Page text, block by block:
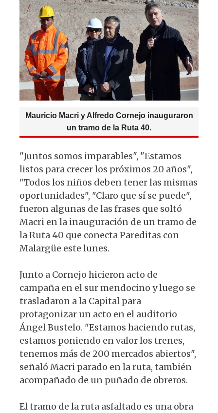
A
p
p
b
o
o
k
y ra
m
Mauricio Macri y Alfredo Cornejo inauguraron
un tramo de la Ruta 40.
"Juntos somos imparables", "Estamos
listos para crecer los próximos 20 años",
"Todos los niños deben tener las mismas
oportunidades", "Claro que sí se puede",
fueron algunas de las frases que soltó
Macri en la inauguración de un tramo de
la Ruta 40 que conecta Pareditas con
Malargüe este lunes.
Junto a Cornejo hicieron acto de
campaña en el sur mendocino y luego se
trasladaron a la Capital para
protagonizar un acto en el auditorio
Ángel Bustelo. "Estamos haciendo rutas,
estamos poniendo en valor los trenes,
tenemos más de 200 mercados abiertos",
señaló Macri parado en la ruta, también
acompañado de un puñado de obreros.
El tramo de la ruta asfaltado es una obra